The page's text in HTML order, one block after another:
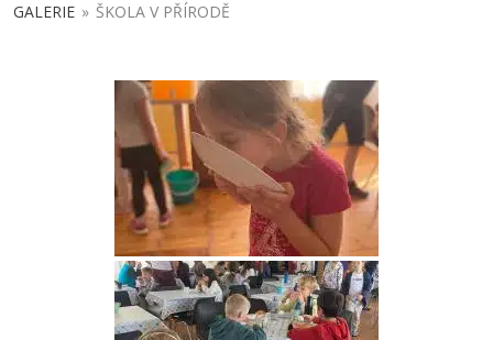
GALERIE » ŠKOLA V PŘÍRODĚ